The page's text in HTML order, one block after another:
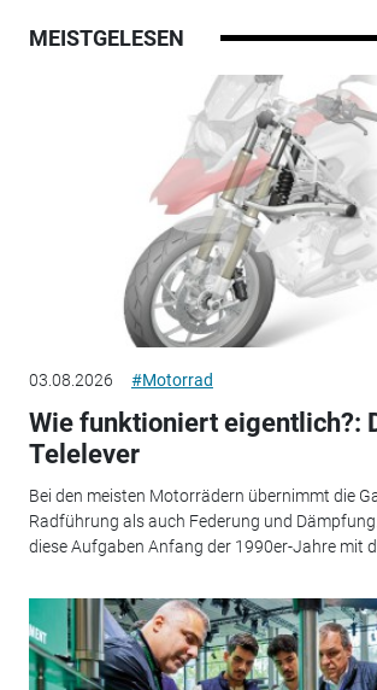
MEISTGELESEN
03.08.2026 #Motorrad
Wie funktioniert eigentlich?:
Telelever
Bei den meisten Motorrädern übernimmt die
Radführung als auch Federung und
diese Aufgaben Anfang der 1990er-Jahre mit